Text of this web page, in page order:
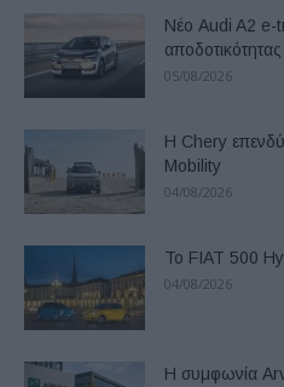
Νέο Audi A2 e-
αποδοτικότητας
05/08/2026
Η Chery
Mobility
04/08/2026
Το FIAT 500
04/08/2026
Η συμφωνία